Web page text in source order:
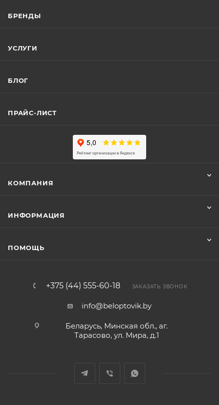
БРЕНДЫ
УСЛУГИ
БЛОГ
ПРАЙС-ЛИСТ
КОМПАНИЯ
ИНФОРМАЦИЯ
ПОМОЩЬ
+375 (44) 555-60-18 ЗАКАЗАТЬ ЗВОНОК
info@beloptovik.by
Беларусь, Минская обл., аг.
Тарасово, ул. Мира, д.1